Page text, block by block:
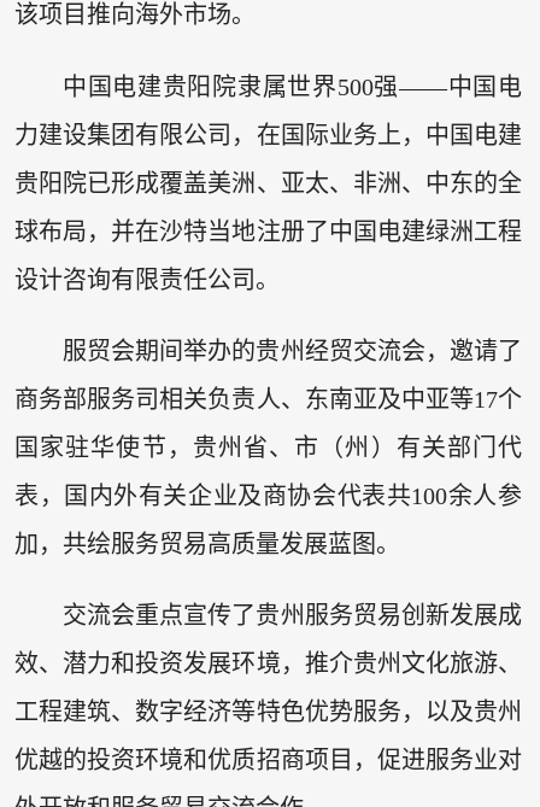
该项目推向海外市场。
中国电建贵阳院隶属世界500强——中国电
力建设集团有限公司，在国际业务上，中国电建
贵阳院已形成覆盖美洲、亚太、非洲、中东的全
球布局，并在沙特当地注册了中国电建绿洲工程
设计咨询有限责任公司。
服贸会期间举办的贵州经贸交流会，邀请了
商务部服务司相关负责人、东南亚及中亚等17个
国家驻华使节，贵州省、市（州）有关部门代
表，国内外有关企业及商协会代表共100余人参
加，共绘服务贸易高质量发展蓝图。
交流会重点宣传了贵州服务贸易创新发展成
效、潜力和投资发展环境，推介贵州文化旅游、
工程建筑、数字经济等特色优势服务，以及贵州
优越的投资环境和优质招商项目，促进服务业对